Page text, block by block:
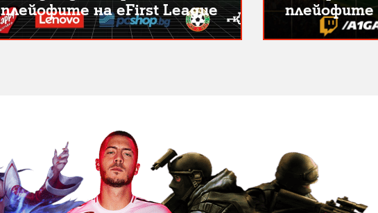
плейофите на eFirst League
плейофите